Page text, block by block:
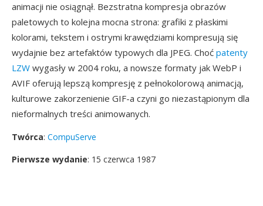
animacji nie osiągnął. Bezstratna kompresja obrazów
paletowych to kolejna mocna strona: grafiki z płaskimi
kolorami, tekstem i ostrymi krawędziami kompresują się
wydajnie bez artefaktów typowych dla JPEG. Choć patenty
LZW wygasły w 2004 roku, a nowsze formaty jak WebP i
AVIF oferują lepszą kompresję z pełnokolorową animacją,
kulturowe zakorzenienie GIF-a czyni go niezastąpionym dla
nieformalnych treści animowanych.
Twórca: CompuServe
Pierwsze wydanie: 15 czerwca 1987